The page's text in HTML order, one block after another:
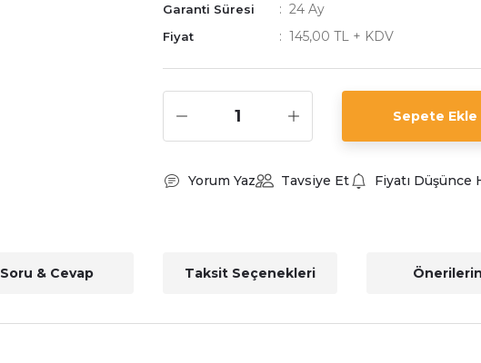
Garanti Süresi 24 Ay
Fiyat 145,00 TL + KDV
Sepete Ekle
Yorum Yaz Tavsiye Et Fiyatı Düşünce
Soru & Cevap Taksit Seçenekleri